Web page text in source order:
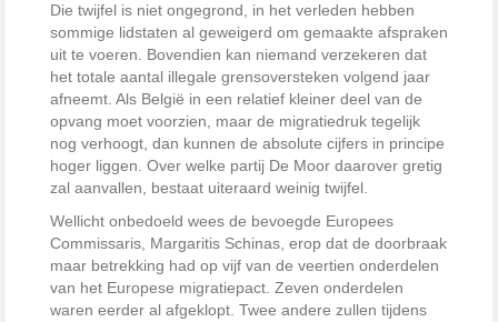
Die twijfel is niet ongegrond, in het verleden hebben
sommige lidstaten al geweigerd om gemaakte afspraken
uit te voeren. Bovendien kan niemand verzekeren dat
het totale aantal illegale grensoversteken volgend jaar
afneemt. Als België in een relatief kleiner deel van de
opvang moet voorzien, maar de migratiedruk tegelijk
nog verhoogt, dan kunnen de absolute cijfers in principe
hoger liggen. Over welke partij De Moor daarover gretig
zal aanvallen, bestaat uiteraard weinig twijfel.
Wellicht onbedoeld wees de bevoegde Europees
Commissaris, Margaritis Schinas, erop dat de doorbraak
maar betrekking had op vijf van de veertien onderdelen
van het Europese migratiepact. Zeven onderdelen
waren eerder al afgeklopt. Twee andere zullen tijdens